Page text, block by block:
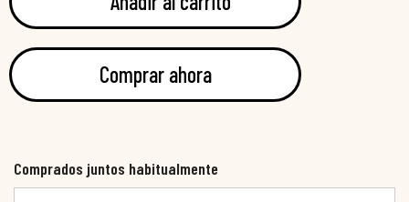
Comprar ahora
Comprados juntos habitualmente